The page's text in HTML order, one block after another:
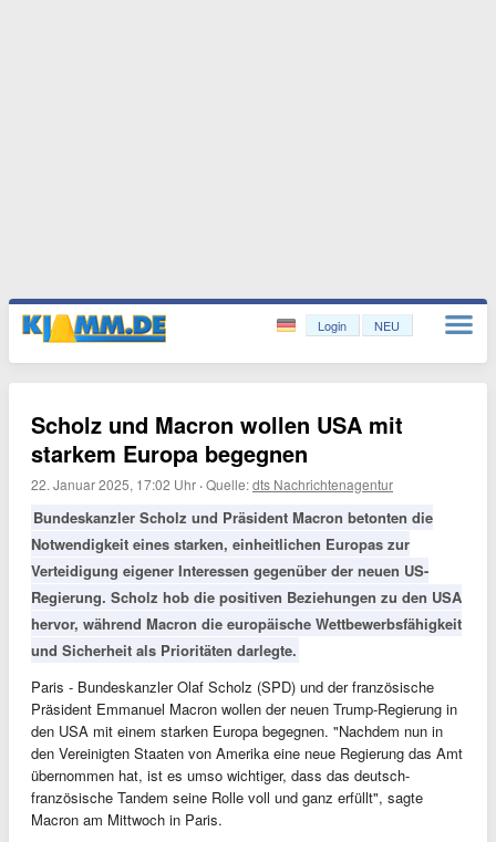
Login NEU
Scholz und Macron wollen USA mit
starkem Europa begegnen
22. Januar 2025, 17:02 Uhr ·Quelle:dts Nachrichtenagentur
Bundeskanzler Scholz und Präsident Macron betonten die
Notwendigkeit eines starken, einheitlichen Europas zur
Verteidigung eigener Interessen gegenüber der neuen US-
Regierung. Scholz hob die positiven Beziehungen zu den USA
hervor, während Macron die europäische Wettbewerbsfähigkeit
und Sicherheit als Prioritäten darlegte.
Paris - Bundeskanzler Olaf Scholz (SPD) und der französische
Präsident Emmanuel Macron wollen der neuen Trump-Regierung in
den USA mit einem starken Europa begegnen. "Nachdem nun in
den Vereinigten Staaten von Amerika eine neue Regierung das Amt
übernommen hat, ist es umso wichtiger, dass das deutsch-
französische Tandem seine Rolle voll und ganz erfüllt", sagte
Macron am Mittwoch in Paris.